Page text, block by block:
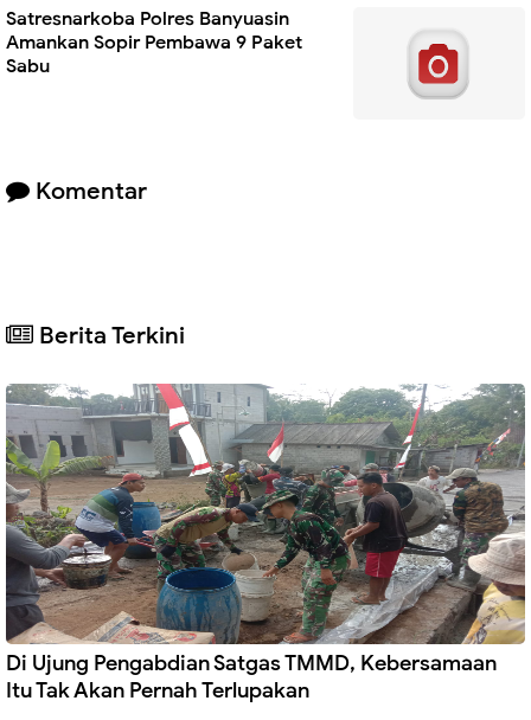
Satresnarkoba Polres Banyuasin
Amankan Sopir Pembawa 9 Paket
Sabu
Komentar
Berita Terkini
Di Ujung Pengabdian Satgas TMMD, Kebersamaan
Itu Tak Akan Pernah Terlupakan